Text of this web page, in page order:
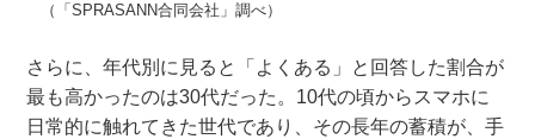
（「SPRASANN合同会社」調べ）
さらに、年代別に見ると「よくある」と回答した割合が
最も高かったのは30代だった。10代の頃からスマホに
日常的に触れてきた世代であり、その長年の蓄積が、手